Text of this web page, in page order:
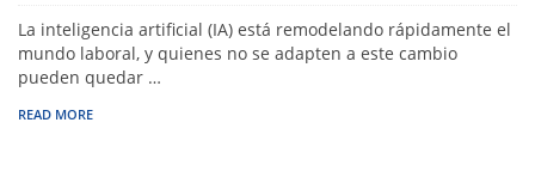
La inteligencia artificial (IA) está remodelando rápidamente el
mundo laboral, y quienes no se adapten a este cambio
pueden quedar …
READ MORE